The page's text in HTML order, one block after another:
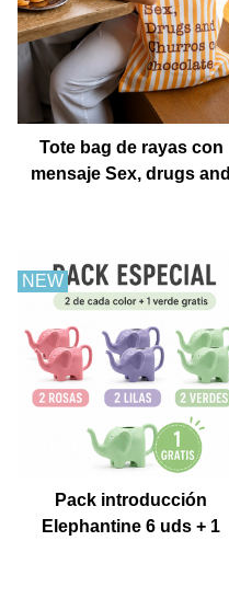
Tote bag de rayas con
mensaje Sex, drugs and
NEW
Pack introducción
Elephantine 6 uds + 1